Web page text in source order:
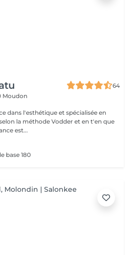
64
Moudon
dans l'esthétique et spécialisée en
la méthode Vodder et en t'en que
est...
base 180